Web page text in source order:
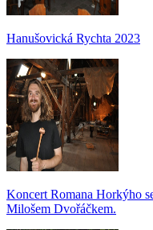
Hanušovická Rychta 2023
Koncert Romana Horkýho
Milošem Dvořáčkem.